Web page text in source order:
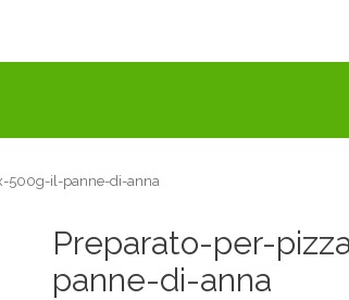
500g-il-panne-di-anna
Preparato-per-
panne-di-anna